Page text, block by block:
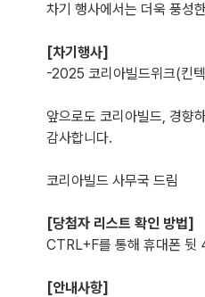
차기 행사에서는 더욱 풍성
[차기행사]
-2025 코리아빌드위크(킨
앞으로도 코리아빌드, 경향
감사합니다.
코리아빌드 사무국 드림
[당첨자 리스트 확인 방법]
CTRL+F를 통해 휴대폰 뒷
[안내사항]